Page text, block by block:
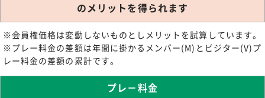
のメリットを得られます
※会員権価格は変動しないものとしメリットを試算しています。
※プレー料金の差額は年間に掛かるメンバー(M)とビジター(V)プ
レー料金の差額の累計です。
プレ－料金